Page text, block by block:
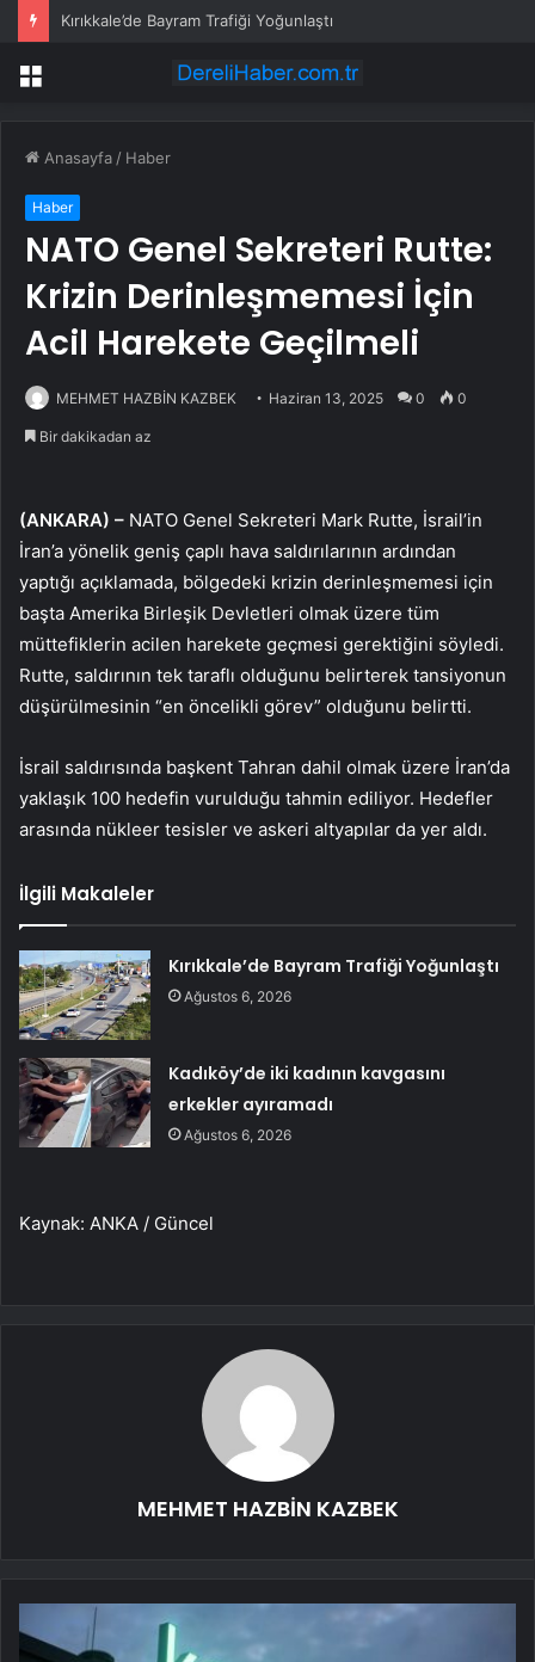
Kırıkkale’de Bayram Trafiği Yoğunlaştı
Menü
Anasayfa / Haber
Haber
NATO Genel Sekreteri Rutte:
Krizin Derinleşmemesi İçin
Acil Harekete Geçilmeli
MEHMET HAZBİN KAZBEK Haziran 13, 2025 0 0
Bir dakikadan az
(ANKARA) – NATO Genel Sekreteri Mark Rutte, İsrail’in
İran’a yönelik geniş çaplı hava saldırılarının ardından
yaptığı açıklamada, bölgedeki krizin derinleşmemesi için
başta Amerika Birleşik Devletleri olmak üzere tüm
müttefiklerin acilen harekete geçmesi gerektiğini söyledi.
Rutte, saldırının tek taraflı olduğunu belirterek tansiyonun
düşürülmesinin “en öncelikli görev” olduğunu belirtti.
İsrail saldırısında başkent Tahran dahil olmak üzere İran’da
yaklaşık 100 hedefin vurulduğu tahmin ediliyor. Hedefler
arasında nükleer tesisler ve askeri altyapılar da yer aldı.
İlgili Makaleler
Kırıkkale’de Bayram Trafiği Yoğunlaştı
Ağustos 6, 2026
Kadıköy’de iki kadının kavgasını
erkekler ayıramadı
Ağustos 6, 2026
Kaynak: ANKA / Güncel
MEHMET HAZBİN KAZBEK